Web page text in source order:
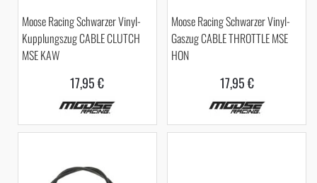
Moose Racing Schwarzer Vinyl-
Kupplungszug CABLE CLUTCH
MSE KAW
17,95 €
Moose Racing Schwarzer Vinyl-
Gaszug CABLE THROTTLE MSE
HON
17,95 €